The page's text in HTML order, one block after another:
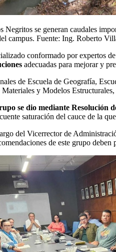
Negritos se generan caudales
campus. Fuente: Ing. Roberto
conformado por expertos
adecuadas para mejorar y
de Escuela de Geografía,
y Modelos
se dio mediante Resolución
saturación del cauce de la
del Vicerrector de
de este grupo